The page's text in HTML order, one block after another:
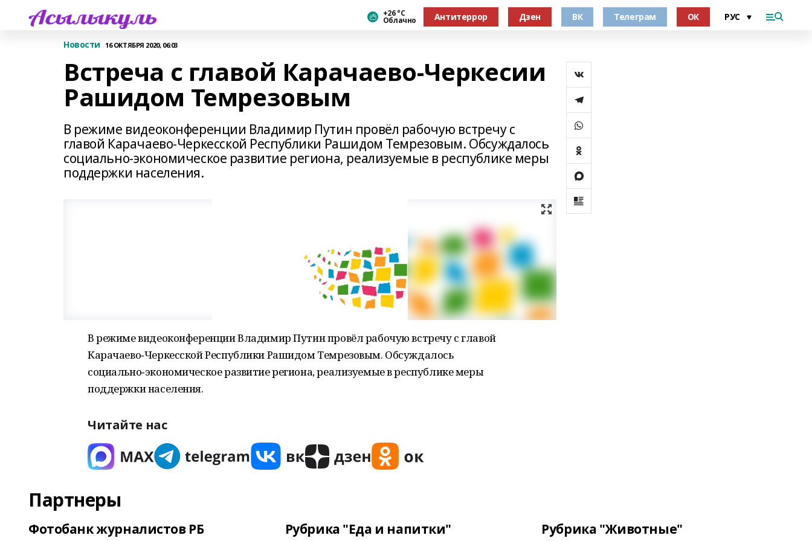
+26 °С
Облачно Антитеррор Дзен ВК Телеграм ОК
Новости 16 ОКТЯБРЯ 2020, 06:03
Встреча с главой Карачаево-Черкесии
Рашидом Темрезовым
В режиме видеоконференции Владимир Путин провёл рабочую встречу с
главой Карачаево‑Черкесской Республики Рашидом Темрезовым. Обсуждалось
социально‑экономическое развитие региона, реализуемые в республике меры
поддержки населения.
В режиме видеоконференции Владимир Путин провёл рабочую встречу с главой
Карачаево‑Черкесской Республики Рашидом Темрезовым. Обсуждалось
социально‑экономическое развитие региона, реализуемые в республике меры
поддержки населения.
Читайте нас
Партнеры
Фотобанк журналистов РБ Рубрика "Еда и напитки" Рубрика "Животные"